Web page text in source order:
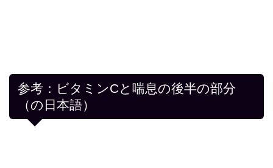
参考：ビタミンCと喘息の後半の部分
（の日本語）